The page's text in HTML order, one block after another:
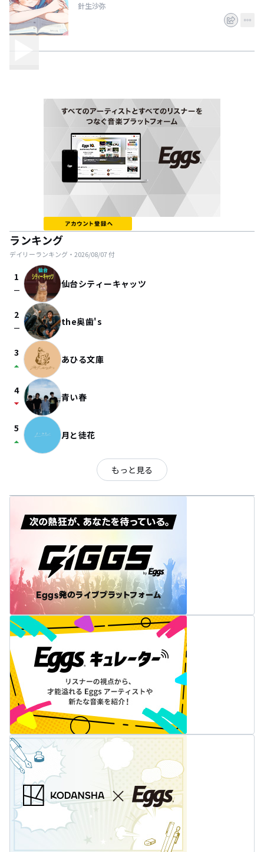
針生沙弥
ランキング
デイリーランキング・ 2026/08/07付
1
check_indeterminate_small 仙台シティーキャッツ
2
check_indeterminate_small the奥歯's
3
arrow_drop_up あひる文庫
4
arrow_drop_down 青い春
5
arrow_drop_up 月と徒花
もっと見る